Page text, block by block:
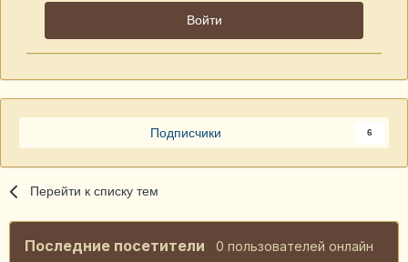
Войти
Подписчики 6
Перейти к списку тем
Последние посетители 0 пользователей онлайн